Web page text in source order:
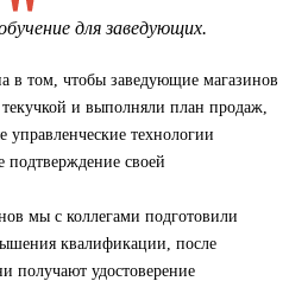
для заведующих.
в том, чтобы заведующие магазинов
текучкой и выполняли план продаж,
управленческие технологии
своей
мы с коллегами подготовили
квалификации, после
получают удостоверение